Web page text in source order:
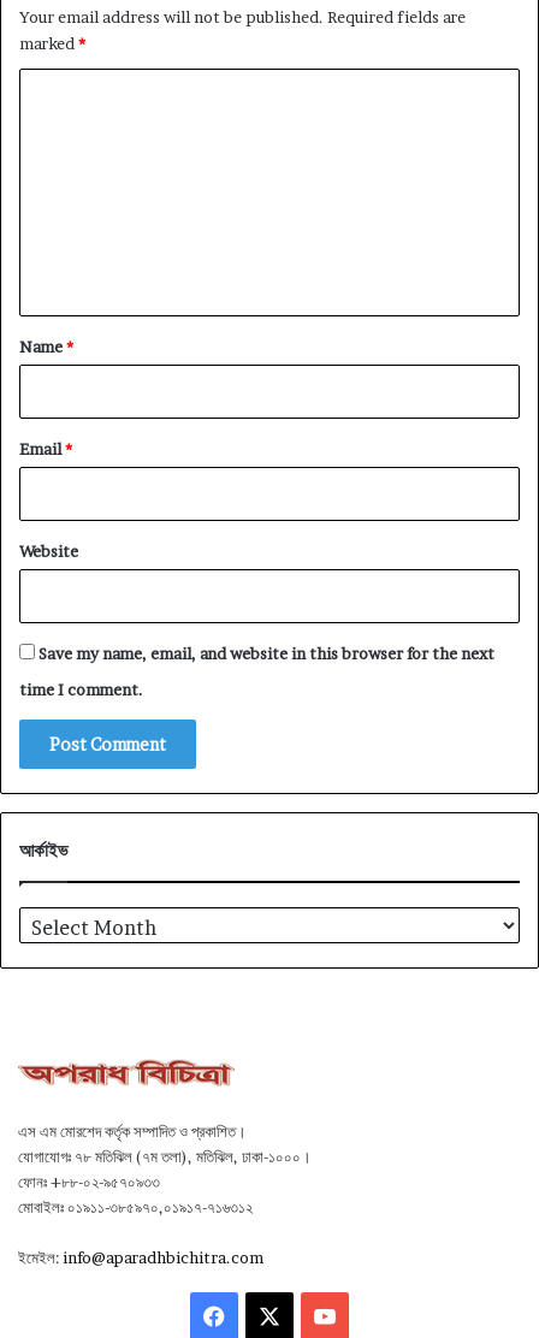
Your email address will not be published. Required fields are
marked *
*
Name*
Email*
Website
Save my name, email, and website in this browser for the next
time I comment.
আর্কাইভ
আর্কাইভ
এস এম মোরশেদ কর্তৃক সম্পাদিত ও প্রকাশিত।
যোগাযোগঃ ৭৮ মতিঝিল (৭ম তলা), মতিঝিল, ঢাকা-১০০০।
ফোনঃ +৮৮-০২-৯৫৭০৯৩৩
মোবাইলঃ ০১৯১১-৩৮৫৯৭০,০১৯১৭-৭১৬৩১২
ইমেইল:info@aparadhbichitra.com
Facebook YouTube